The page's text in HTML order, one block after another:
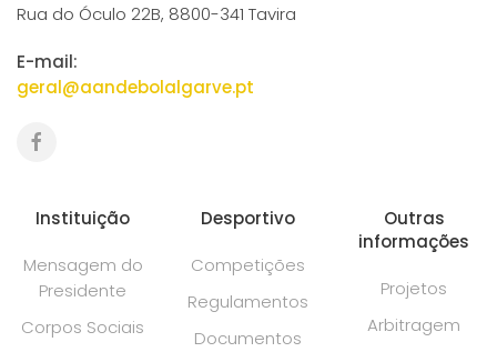
Rua do Óculo 22B, 8800-341 Tavira
E-mail:
geral@aandebolalgarve.pt
Instituição
Mensagem do
Presidente
Corpos Sociais
Desportivo
Competições
Regulamentos
Documentos
Outras
informações
Projetos
Arbitragem